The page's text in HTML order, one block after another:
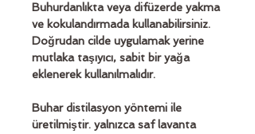
Buhurdanlıkta veya difüzerde yakma
ve kokulandırmada kullanabilirsiniz.
Doğrudan cilde uygulamak yerine
mutlaka taşıyıcı, sabit bir yağa
eklenerek kullanılmalıdır.
Buhar distilasyon yöntemi ile
üretilmiştir. yalnızca saf lavanta